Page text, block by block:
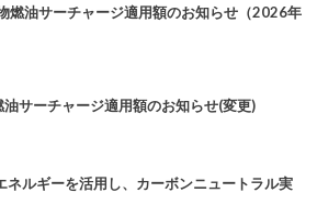
燃油サーチャージ適用額のお知らせ（2026年
サーチャージ適用額のお知らせ(変更)
ネルギーを活用し、カーボンニュートラル実